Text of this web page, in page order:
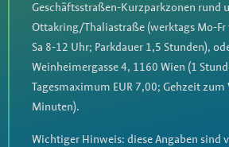
Geschäftsstraßen-Kurzparkzonen rund
Ottakring/Thaliastraße (werktags Mo-
Sa 8-12 Uhr; Parkdauer 1,5 Stunden),
Weinheimergasse 4, 1160 Wien (1
Tagesmaximum EUR 7,00; Gehzeit zum
Minuten).
Wichtiger Hinweis: diese Angaben